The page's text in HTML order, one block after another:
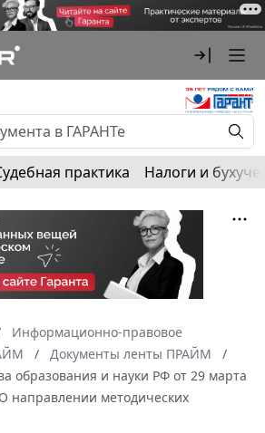
практика Налоги и
Информационно-правовое
Документы ленты ПРАЙМ
образования и науки РФ от 29 марта
направлении методических